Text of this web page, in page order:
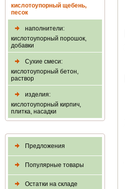
кислотоупорный щебень,
песок
наполнители:
кислотоупорный порошок,
добавки
Сухие смеси:
кислотоупорный бетон,
раствор
изделия:
кислотоупорный кирпич,
плитка, насадки
Предложения
Популярные товары
Остатки на складе